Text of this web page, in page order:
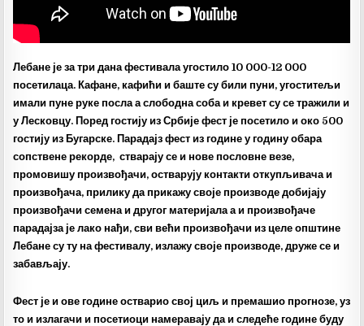
Лебане је за три дана фестивала угостило 10 000-12 000
посетилаца. Кафане, кафићи и баште су били пуни, угоститељи
имали пуне руке посла а слободна соба и кревет су се тражили и
у Лесковцу. Поред гостију из Србије фест је посетило и око 500
гостију из Бугарске. Парадајз фест из године у годину обара
сопствене рекорде, стварају се и нове пословне везе,
промовишу произвођачи, остварују контакти откупљивача и
произвођача, прилику да прикажу своје производе добијају
произвођачи семена и другог материјала а и произвођаче
парадајза је лако нађи, сви већи произвођачи из целе општине
Лебане су ту на фестивалу, излажу своје производе, друже се и
забављају.
Фест је и ове године остварио свој циљ и премашио прогнозе, уз
то и излагачи и посетиоци намеравају да и следеће године буду